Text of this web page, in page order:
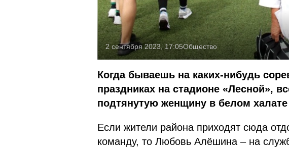
2 сентября 2023, 17:05Общество
Когда бываешь на каких-нибудь
праздниках на стадионе «Лесной»,
подтянутую женщину в белом
Если жители района приходят сюда
команду, то Любовь Алёшина – на